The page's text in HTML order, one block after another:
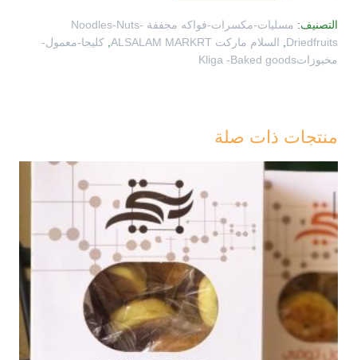
الكليجا
بحشوه
التصنيف:
مسليات-مكسرات-فواكه مجففة Noodles-Nuts-
Driedfruits
, السلام ماركت ALSALAM MARKRT , كليجا-معمول-
مخبوزاتKliga -Baked goods
منتجات ذات صلة